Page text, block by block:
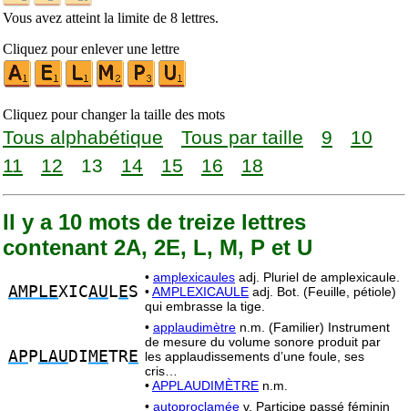
Vous avez atteint la limite de 8 lettres.
Cliquez pour enlever une lettre
Cliquez pour changer la taille des mots
Tous alphabétique Tous par taille 9
10
11
12 13 14 15 16 18
Il y a 10 mots de treize lettres
contenant 2A, 2E, L, M, P et U
AMPLEXICAU L ES
• amplexicaules adj. Pluriel de amplexicaule.
•AMPLEXICAULE adj. Bot. (Feuille, pétiole)
qui embrasse la tige.
AP P LAU DI METRE
• applaudimètre n.m. (Familier) Instrument
de mesure du volume sonore produit par
les applaudissements d’une foule, ses
cris…
•APPLAUDIMÈTRE n.m.
• autoproclamée v. Participe passé féminin